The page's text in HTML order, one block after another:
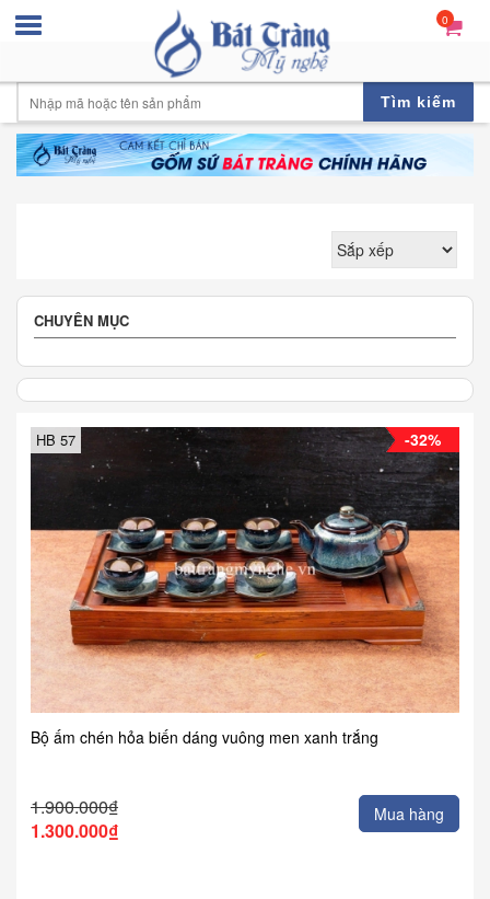
0
Tìm kiếm
CHUYÊN MỤC
-32%
HB 57
Bộ ấm chén hỏa biến dáng vuông men xanh trắng
1.900.000₫
1.300.000₫
Mua hàng